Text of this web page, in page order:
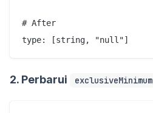
# After
2. Perbarui exclusiveMinimum